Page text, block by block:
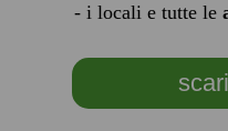
- i locali e tutte le